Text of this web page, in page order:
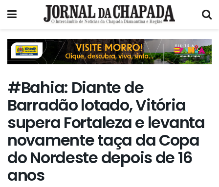
#Bahia: Diante de
Barradão lotado, Vitória
supera Fortaleza e levanta
novamente taça da Copa
do Nordeste depois de 16
anos